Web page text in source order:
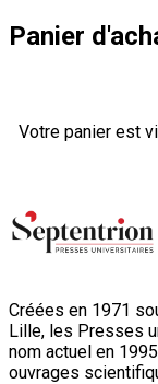
Panier
Votre panier est
Créées en 1971
Lille, les Presses
nom actuel en
ouvrages